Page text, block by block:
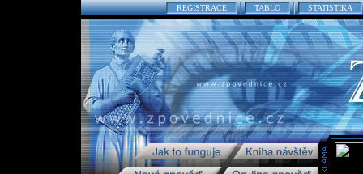
REGISTRACE TABLO STATISTIKA